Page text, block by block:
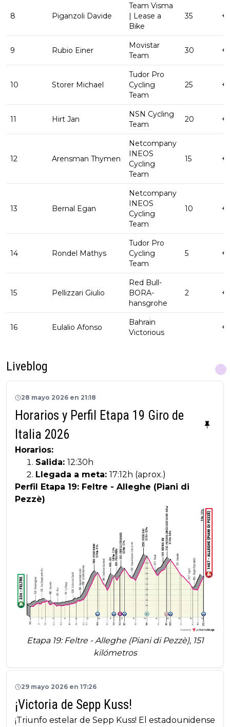
8 Piganzoli Davide
Team Visma
| Lease a
Bike
35 +
9 Rubio Einer
Movistar
Team
30 +
10 Storer Michael
Tudor Pro
Cycling
Team
25 +
11 Hirt Jan
NSN Cycling
Team
20 +
12 Arensman Thymen
Netcompany
INEOS
Cycling
Team
15 +
13 Bernal Egan
Netcompany
INEOS
Cycling
Team
10 +
14 Rondel Mathys
Tudor Pro
Cycling
Team
5 +
15 Pellizzari Giulio
Red Bull-
BORA-
hansgrohe
2 +
16 Eulalio Afonso
Bahrain
Victorious
+
Liveblog
28 mayo 2026 en 21:18
Horarios y Perfil Etapa 19 Giro de
Italia 2026
Horarios:
Salida: 12:30h
Llegada a meta: 17:12h (aprox.)
Perfil Etapa 19: Feltre - Alleghe (Piani di
Pezzè)
Etapa 19: Feltre - Alleghe (Piani di Pezzè), 151
kilómetros
29 mayo 2026 en 17:26
¡Victoria de Sepp Kuss!
¡Triunfo estelar de Sepp Kuss! El estadounidense